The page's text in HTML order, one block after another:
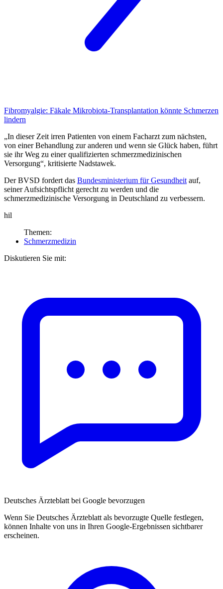
Fibromyalgie: Fäkale Mikrobiota-Transplantation könnte Schmerzen
lindern
„In dieser Zeit irren Patienten von einem Facharzt zum nächsten,
von einer Behandlung zur anderen und wenn sie Glück haben, führt
sie ihr Weg zu einer qualifizierten schmerzmedizinischen
Versorgung“, kritisierte Nadstawek.
Der BVSD fordert das Bundesministerium für Gesundheit auf,
seiner Aufsichtspflicht gerecht zu werden und die
schmerzmedizinische Versorgung in Deutschland zu verbessern.
hil
Themen:
Schmerzmedizin
Diskutieren Sie mit:
Deutsches Ärzteblatt bei Google bevorzugen
Wenn Sie Deutsches Ärzteblatt als bevorzugte Quelle festlegen,
können Inhalte von uns in Ihren Google-Ergebnissen sichtbarer
erscheinen.